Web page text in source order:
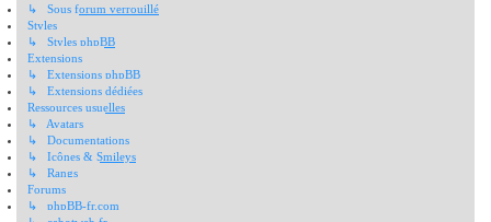
↳ Sous forum verrouillé
Styles
↳ Styles phpBB
Extensions
↳ Extensions phpBB
↳ Extensions dédiées
Ressources usuelles
↳ Avatars
↳ Documentations
↳ Icônes & Smileys
↳ Rangs
Forums
↳ phpBB-fr.com